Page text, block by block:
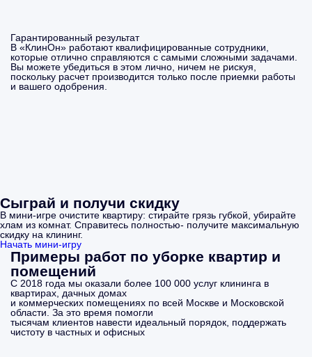
Гарантированный результат
В «КлинОн» работают квалифицированные сотрудники,
которые отлично справляются с самыми сложными задачами.
Вы можете убедиться в этом лично, ничем не рискуя,
поскольку расчет производится только после приемки работы
и вашего одобрения.
Сыграй и получи скидку
В мини-игре очистите квартиру: стирайте грязь губкой, убирайте
хлам из комнат. Справитесь полностью- получите максимальную
скидку на клининг.
Начать мини-игру
Примеры работ по уборке квартир и
помещений
С 2018 года мы оказали более 100 000 услуг клининга в
квартирах, дачных домах
и коммерческих помещениях по всей Москве и Московской
области. За это время помогли
тысячам клиентов навести идеальный порядок, поддержать
чистоту в частных и офисных